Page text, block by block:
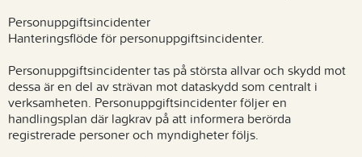
Personuppgiftsincidenter
Hanteringsflöde för personuppgiftsincidenter.
Personuppgiftsincidenter tas på största allvar och skydd mot
dessa är en del av strävan mot dataskydd som centralt i
verksamheten. Personuppgiftsincidenter följer en
handlingsplan där lagkrav på att informera berörda
registrerade personer och myndigheter följs.